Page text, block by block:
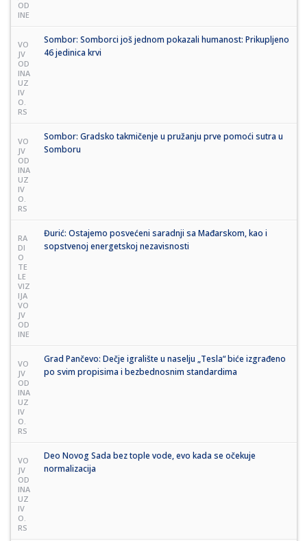
OD
INE
VO
JV
OD
INA
UZ
IV
O.
RS
Sombor: Somborci još jednom pokazali humanost: Prikupljeno
46 jedinica krvi
VO
JV
OD
INA
UZ
IV
O.
RS
Sombor: Gradsko takmičenje u pružanju prve pomoći sutra u
Somboru
RA
DI
O
TE
LE
VIZ
IJA
VO
JV
OD
INE
Đurić: Ostajemo posvećeni saradnji sa Mađarskom, kao i
sopstvenoj energetskoj nezavisnosti
VO
JV
OD
INA
UZ
IV
O.
RS
Grad Pančevo: Dečje igralište u naselju „Tesla“ biće izgrađeno
po svim propisima i bezbednosnim standardima
VO
JV
OD
INA
UZ
IV
O.
RS
Deo Novog Sada bez tople vode, evo kada se očekuje
normalizacija